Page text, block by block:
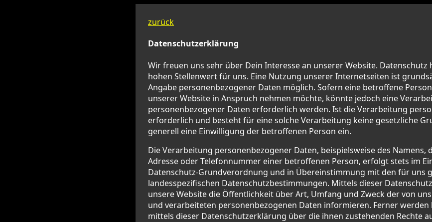
zurück
Datenschutzerklärung
Wir freuen uns sehr über Dein Interesse an unserer Website. Datenschutz
hohen Stellenwert für uns. Eine Nutzung unserer Internetseiten ist
Angabe personenbezogener Daten möglich. Sofern eine betroffene
unserer Website in Anspruch nehmen möchte, könnte jedoch eine
personenbezogener Daten erforderlich werden. Ist die Verarbeitung
erforderlich und besteht für eine solche Verarbeitung keine gesetzliche
generell eine Einwilligung der betroffenen Person ein.
Die Verarbeitung personenbezogener Daten, beispielsweise des Namens,
Adresse oder Telefonnummer einer betroffenen Person, erfolgt stets im
Datenschutz-Grundverordnung und in Übereinstimmung mit den für uns
landesspezifischen Datenschutzbestimmungen. Mittels dieser
unsere Website die Öffentlichkeit über Art, Umfang und Zweck der von
und verarbeiteten personenbezogenen Daten informieren. Ferner
mittels dieser Datenschutzerklärung über die ihnen zustehenden Rechte